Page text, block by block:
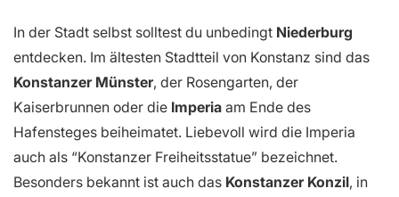
In der Stadt selbst solltest du unbedingt Niederburg
entdecken. Im ältesten Stadtteil von Konstanz sind das
Konstanzer Münster, der Rosengarten, der
Kaiserbrunnen oder die Imperia am Ende des
Hafensteges beiheimatet. Liebevoll wird die Imperia
auch als “Konstanzer Freiheitsstatue” bezeichnet.
Besonders bekannt ist auch das Konstanzer Konzil, in